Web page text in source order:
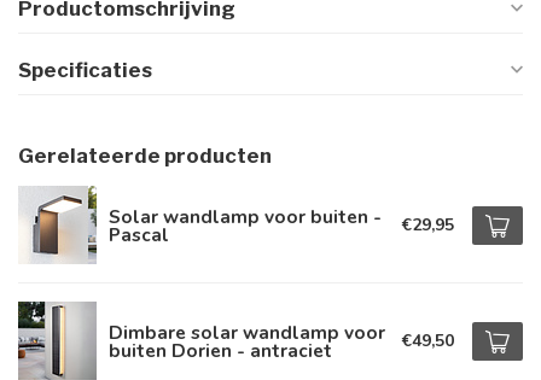
Productomschrijving
Specificaties
Gerelateerde producten
Solar wandlamp voor buiten -
Pascal €29,95
Dimbare solar wandlamp voor
buiten Dorien - antraciet €49,50